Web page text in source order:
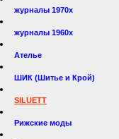
журналы 1970х
журналы 1960х
Ателье
ШИК (Шитье и Крой)
SILUETT
Рижские моды